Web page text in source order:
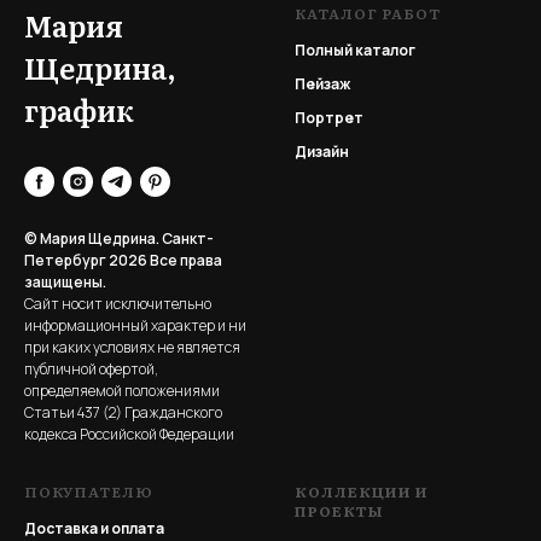
Мария
Щедрина,
график
© Мария Щедрина. Санкт-
Петербург 2026Все права
защищены.
Сайт носит исключительно
информационный характер и ни
при каких условиях не является
публичной офертой,
определяемой положениями
Статьи 437 (2) Гражданского
кодекса Российской Федерации
КАТАЛОГ РАБОТ
Полный каталог
Пейзаж
Портрет
Дизайн
ПОКУПАТЕЛЮ
Доставка и оплата
КОЛЛЕКЦИИ И
ПРОЕКТЫ